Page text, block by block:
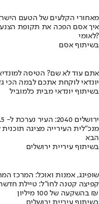
מאחורי הקלעים של הטעם
לאומי?
בשיתוף אסם
אתם עוד לא שם? הטיסה
יונדאי לוקחת אתכם לבמה הכי
בשיתוף יונדאי מבית כלמוביל
ירושלים 2040: העיר נערכת ל- 1.5 מליון תושבים
מנכ"לית העירייה מציגה
הבא
בשיתוף עיריית ירושלים
שופינג, אמנות ואוכל: המרכז
קפיצה קטנה לחו"ל: טיילת
בהשקעה של 100 מיליון ₪